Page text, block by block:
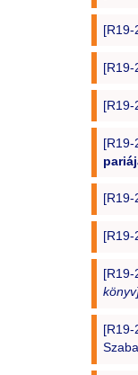
[R19-
[R19-
[R19-
[R19-
[R19-
[R19-
[R19-
[R19-